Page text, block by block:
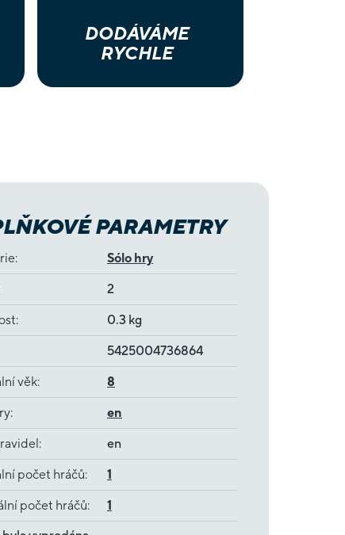
DODÁVÁME
RYCHLE
PARAMETRY
: Sólo hry
2
: 0.3 kg
5425004736864
věk: 8
: en
: en
počet hráčů: 1
počet hráčů:
1